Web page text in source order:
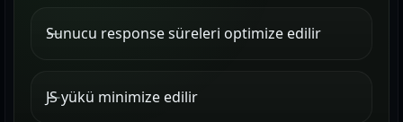
Sunucu response süreleri optimize edilir
JS yükü minimize edilir